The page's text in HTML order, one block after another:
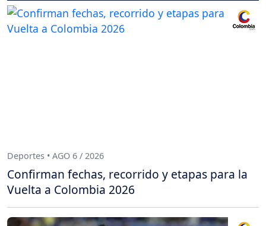
Deportes • AGO 6 / 2026
Confirman fechas, recorrido y etapas para la
Vuelta a Colombia 2026